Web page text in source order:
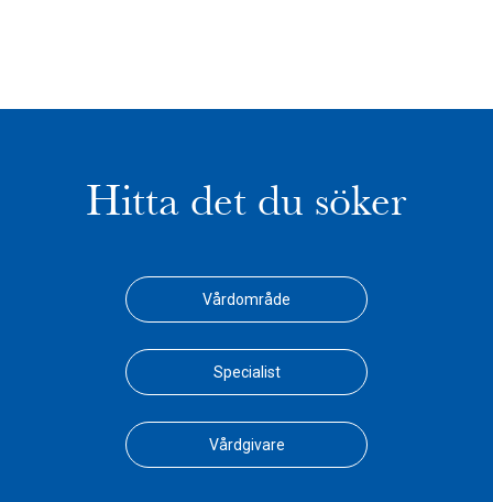
Hitta det du söker
Vårdområde
Specialist
Vårdgivare